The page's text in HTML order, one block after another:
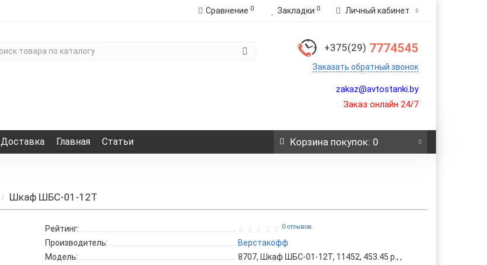
Сравнение 0 Закладки 0 Личный кабинет
+375(29) 7774545
Заказать обратный звонок
zakaz@avtostanki.by
Заказ онлайн 24/7
Доставка Главная Статьи Корзинапокупок: 0
Шкаф ШБС-01-12Т
Рейтинг: 0 отзывов
Производитель:
Верстакофф
Модель:
8707, Шкаф ШБС-01-12Т, 11452, 453.45 р., ,